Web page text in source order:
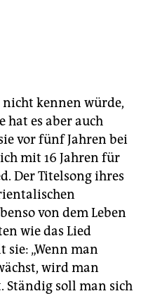
kennen würde,
hat es aber auch
vor fünf Jahren bei
mit 16 Jahren für
Der Titelsong ihres
von dem Leben
wie das Lied
sie: „Wenn man
wird man
Ständig soll man sich